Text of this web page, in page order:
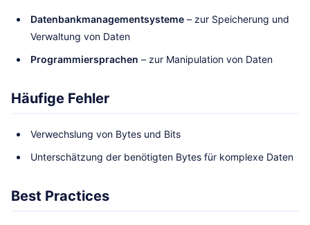
Datenbankmanagementsysteme – zur Speicherung und
Verwaltung von Daten
Programmiersprachen – zur Manipulation von Daten
Häufige Fehler
Verwechslung von Bytes und Bits
Unterschätzung der benötigten Bytes für komplexe Daten
Best Practices